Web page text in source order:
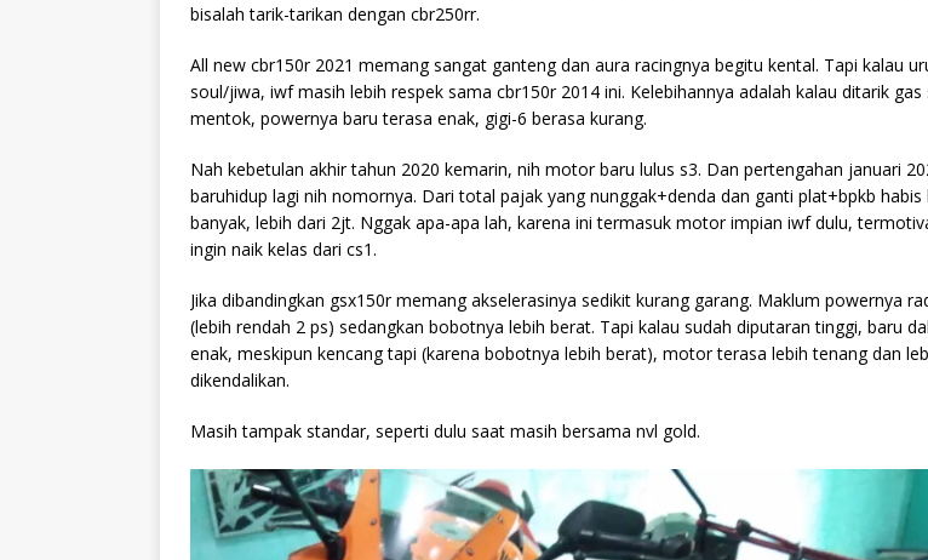
bisalah tarik-tarikan dengan cbr250rr.
All new cbr150r 2021 memang sangat ganteng dan aura racingnya begitu kental. Tapi kalau
soul/jiwa, iwf masih lebih respek sama cbr150r 2014 ini. Kelebihannya adalah kalau ditarik gas
mentok, powernya baru terasa enak, gigi-6 berasa kurang.
Nah kebetulan akhir tahun 2020 kemarin, nih motor baru lulus s3. Dan pertengahan januari
baruhidup lagi nih nomornya. Dari total pajak yang nunggak+denda dan ganti plat+bpkb habis
banyak, lebih dari 2jt. Nggak apa-apa lah, karena ini termasuk motor impian iwf dulu,
ingin naik kelas dari cs1.
Jika dibandingkan gsx150r memang akselerasinya sedikit kurang garang. Maklum powernya
(lebih rendah 2 ps) sedangkan bobotnya lebih berat. Tapi kalau sudah diputaran tinggi, baru
enak, meskipun kencang tapi (karena bobotnya lebih berat), motor terasa lebih tenang dan
dikendalikan.
Masih tampak standar, seperti dulu saat masih bersama nvl gold.